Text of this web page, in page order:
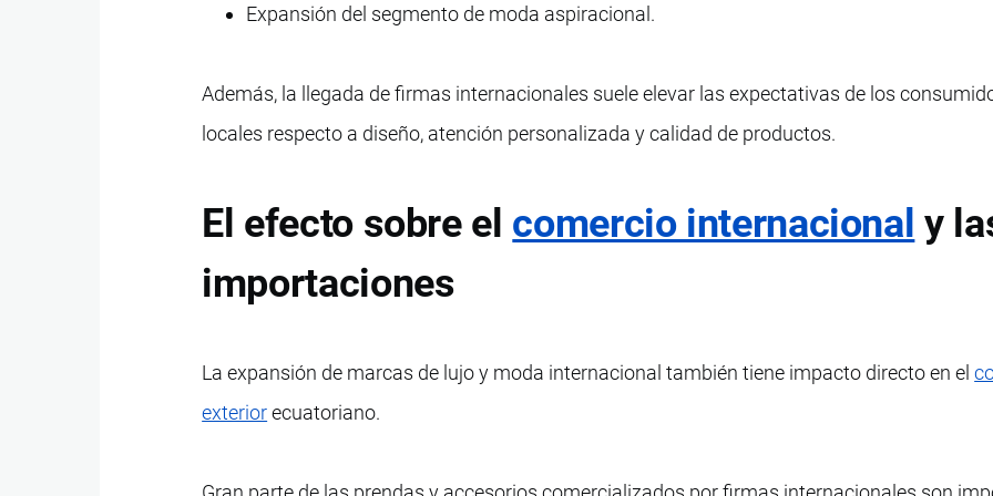
Expansión del segmento de moda aspiracional.
Además, la llegada de firmas internacionales suele elevar las expectativas de los
locales respecto a diseño, atención personalizada y calidad de productos.
El efecto sobre el comercio internacional y
importaciones
La expansión de marcas de lujo y moda internacional también tiene impacto directo en el
exteriorecuatoriano.